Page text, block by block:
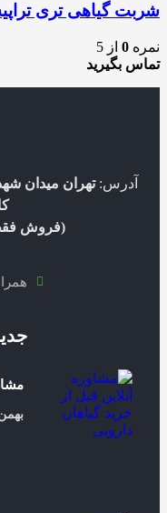
شربت گیاهی تری
نمره 0 از 5
تماس بگیرید
آدرس:
(فروش
همراه:
بهمن 27,